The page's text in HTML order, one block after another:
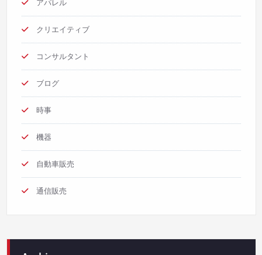
アパレル
クリエイティブ
コンサルタント
ブログ
時事
機器
自動車販売
通信販売